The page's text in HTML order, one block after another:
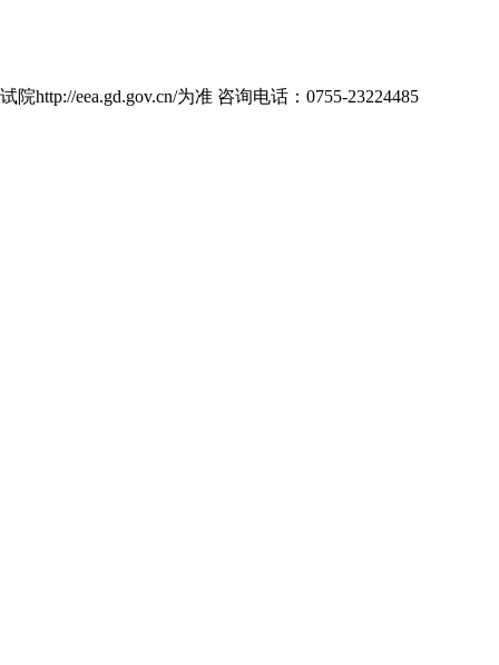
eea.gd.gov.cn/为准 咨询电话：0755-23224485